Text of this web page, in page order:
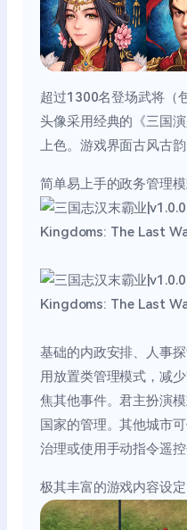
超过1300名登场武将（
头像采用经典的《三国
上色。游戏界面古风古韵
简单易上手的政务管理
基础的内政安排、人事
用放置类管理模式，减
焦其他事件。君主扮演
国家的管理。其他城市
治理或使用手动指令遥控
极其丰富的游戏内容设定